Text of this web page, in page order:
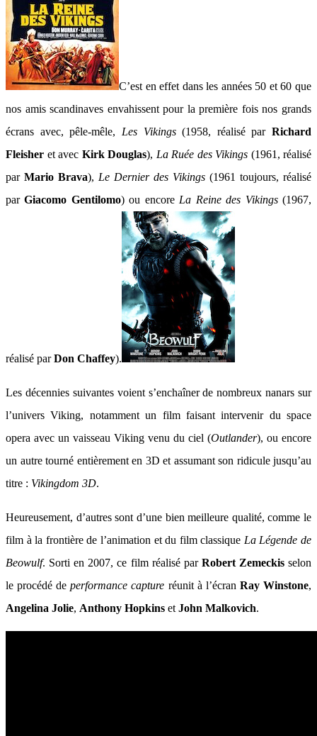
C’est en effet dans les années 50 et 60 que
nos amis scandinaves envahissent pour la première fois nos grands
écrans avec, pêle-mêle, Les Vikings(1958, réalisé par Richard
Fleisher et avec Kirk Douglas), La Ruée des Vikings (1961, réalisé
par Mario Brava), Le Dernier des Vikings (1961 toujours, réalisé
parGiacomo Gentilomo) ou encore La Reine des Vikings(1967,
réalisé parDon Chaffey).
Les décennies suivantes voient s’enchaîner de nombreux nanars sur
l’univers Viking, notamment un film faisant intervenir du space
opera avec un vaisseau Viking venu du ciel (Outlander), ou encore
un autre tourné entièrement en 3D et assumant son ridicule jusqu’au
titre : Vikingdom 3D.
Heureusement, d’autres sont d’une bien meilleure qualité, comme le
film à la frontière de l’animation et du film classique La Légende de
Beowulf. Sorti en 2007, ce film réalisé par Robert Zemeckisselon
le procédé deperformance capture réunit à l’écran Ray Winstone,
Angelina Jolie, Anthony Hopkins et John Malkovich.